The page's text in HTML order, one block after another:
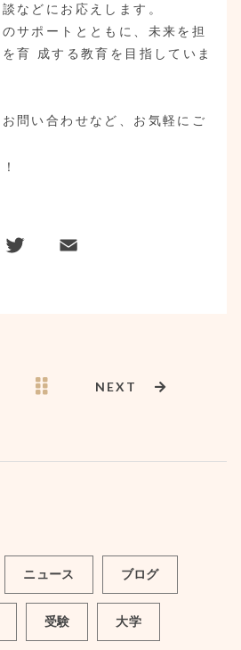
などにお応えします。
サポートとともに、未来を担
育 成する教育を目指していま
問い合わせなど、お気軽にご
NEXT
ニュース ブログ
受験 大学